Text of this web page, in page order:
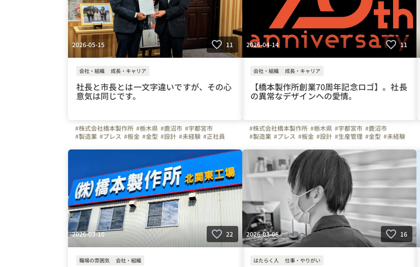
2026-05-15 11
会社・組織 成長・キャリア
社長と市長とは一文字違いですが、その心
意気は同じです。
#株式会社橋本製作所 #栃木県 #鹿沼市 #宇都宮市
#製造業 #プレス #板金 #金型 #設計 #未経験 #正社員
#車通勤 #暑さ対策 #WEB面接可 #土曜日面接可
#ものづくり
#やりがいを感じる瞬間 #弊社のすごいところ #社長
2026-04-14 11
会社・組織 成長・キャリア
【橋本製作所創業70周年記念ロゴ】。社長
の異常なデザインへの愛情。
#株式会社橋本製作所 #栃木県 #宇都宮市 #鹿沼市
#製造業 #プレス #板金 #設計 #生産管理 #金型 #未経験
#冷暖房完備 #WEB面接可能 #土曜日面接可能
#工場見学可能 #ビジョン #ものづくり
#弊社のすごいところ
2026-03-10 22
職場の雰囲気 会社・組織
2026-03-05 16
はたらく人 仕事・やりがい